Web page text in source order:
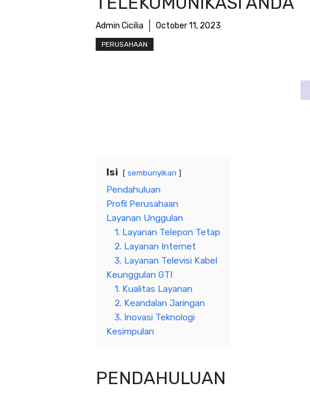
Admin Cicilia October 11, 2023
PERUSAHAAN
Isi sembunyikan
Pendahuluan
Profil Perusahaan
Layanan Unggulan
1. Layanan Telepon Tetap
2. Layanan Internet
3. Layanan Televisi Kabel
Keunggulan GTI
1. Kualitas Layanan
2. Keandalan Jaringan
3. Inovasi Teknologi
Kesimpulan
PENDAHULUAN